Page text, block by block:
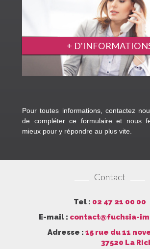
+
Pour toutes informations, contactez
de compléter ce formulaire et nous
Tel :
02 47 21 00 00
E-mail :
contact@fuchsia-
15 rue du 11